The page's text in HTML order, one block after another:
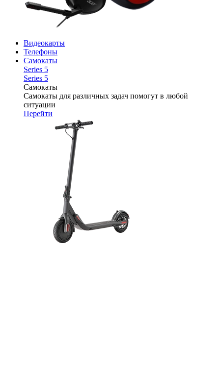
Видеокарты
Телефоны
Самокаты
Series 5
Series 5
Самокаты
Самокаты для различных задач помогут в любой
ситуации
Перейти